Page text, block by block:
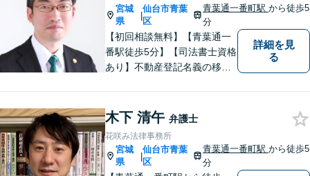
のトラブルに迅速に対応【初
回相談無料】
宮城
県
|
仙台市青葉
区
青葉通一番町駅から徒歩5
分
【初回相談無料】【青葉通一
番駅徒歩5分】【司法書士資格
あり】不動産登記名義の移転
産分割のほか、交通事故・離
婚・借金などあらゆる法律問
題に全力を尽くします。お困
りの方はまずはご相談くださ
い。
詳細を見
る
木下 清午 弁護士
花咲み法律事務所
宮城
県
|
仙台市青葉
区
青葉通一番町駅から徒歩5
分